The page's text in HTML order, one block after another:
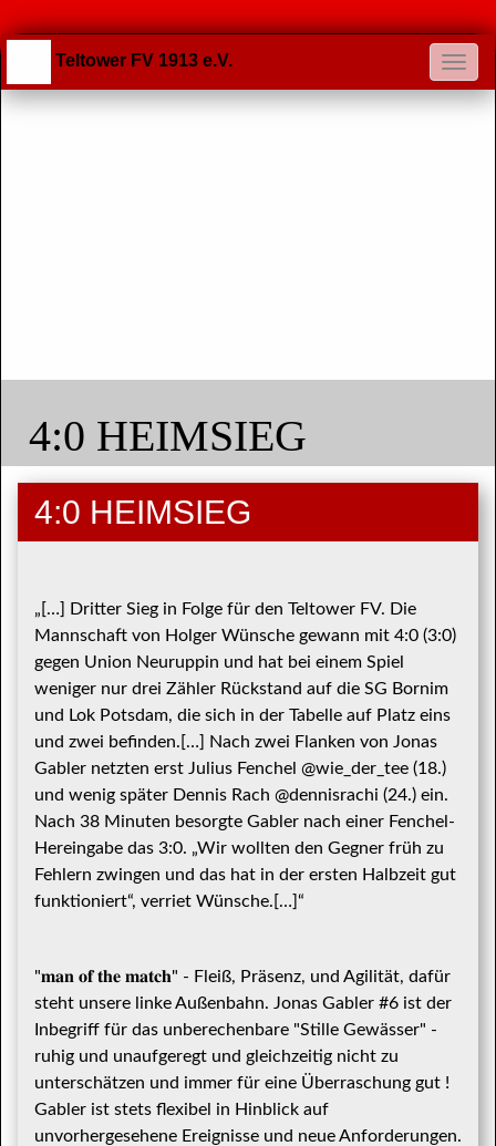
Teltower FV 1913 e.V.
4:0 HEIMSIEG
4:0 HEIMSIEG
„[…] Dritter Sieg in Folge für den Teltower FV. Die
Mannschaft von Holger Wünsche gewann mit 4:0 (3:0)
gegen Union Neuruppin und hat bei einem Spiel
weniger nur drei Zähler Rückstand auf die SG Bornim
und Lok Potsdam, die sich in der Tabelle auf Platz eins
und zwei befinden.[…] Nach zwei Flanken von Jonas
Gabler netzten erst Julius Fenchel @wie_der_tee (18.)
und wenig später Dennis Rach @dennisrachi (24.) ein.
Nach 38 Minuten besorgte Gabler nach einer Fenchel-
Hereingabe das 3:0. „Wir wollten den Gegner früh zu
Fehlern zwingen und das hat in der ersten Halbzeit gut
funktioniert“, verriet Wünsche.[…]“
"𝐦𝐚𝐧 𝐨𝐟 𝐭𝐡𝐞 𝐦𝐚𝐭𝐜𝐡" - Fleiß, Präsenz, und Agilität, dafür
steht unsere linke Außenbahn. Jonas Gabler #6 ist der
Inbegriff für das unberechenbare "Stille Gewässer" -
ruhig und unaufgeregt und gleichzeitig nicht zu
unterschätzen und immer für eine Überraschung gut !
Gabler ist stets flexibel in Hinblick auf
unvorhergesehene Ereignisse und neue Anforderungen.